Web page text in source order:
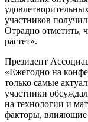
участников
Отрадно отметить,
растет».
Президент
«Ежегодно на
только самые
участники
на технологии и
факторы, влияющие